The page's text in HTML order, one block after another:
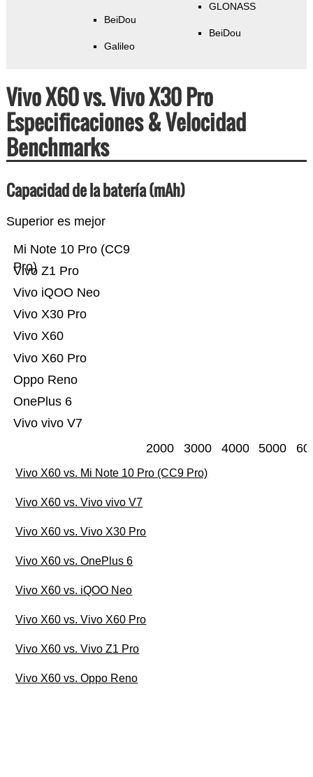
BeiDou
Galileo
GLONASS
BeiDou
Vivo X60 vs. Vivo X30 Pro
Especificaciones & Velocidad
Benchmarks
Capacidad de la batería (mAh)
Superior es mejor
Vivo vivo V7
OnePlus 6
Oppo Reno
Vivo X60 Pro
Vivo X60
Vivo X30 Pro
Vivo iQOO Neo
Vivo Z1 Pro
Mi Note 10 Pro (CC9
Pro)
2000 3000 4000 5000
Vivo X60 vs. Mi Note 10 Pro (CC9 Pro)
Vivo X60 vs. Vivo vivo V7
Vivo X60 vs. Vivo X30 Pro
Vivo X60 vs. OnePlus 6
Vivo X60 vs. iQOO Neo
Vivo X60 vs. Vivo X60 Pro
Vivo X60 vs. Vivo Z1 Pro
Vivo X60 vs. Oppo Reno